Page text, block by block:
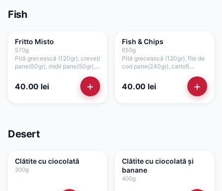
Fish
Fritto Misto
570g
Pită grecească (120gr), creveți
pane(50gr), midii pane(50gr),
pane(50gr), cartofi
prăjiți(150gr), lămâie(50gr),
sos maioneza de casă cu
40.00 lei +
Fish & Chips
650g
Pită grecească (120gr), file de
cod pane(240gr), cartofi
sos maioneza de casă cu
usturoi(50gr), sos
40.00 lei +
Desert
Clătite cu ciocolată
300g
Clătite cu ciocolată și
banane
400g